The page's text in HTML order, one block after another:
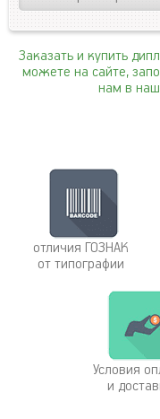
Заказать и купить
можете на сайте,
нам в
отличия ГОЗНАК
от типографии
Условия
и